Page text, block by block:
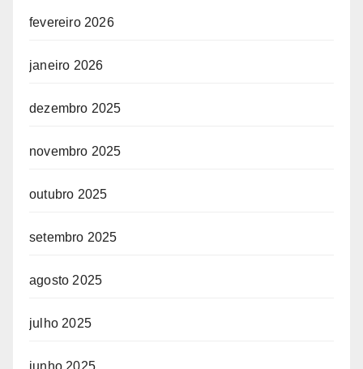
fevereiro 2026
janeiro 2026
dezembro 2025
novembro 2025
outubro 2025
setembro 2025
agosto 2025
julho 2025